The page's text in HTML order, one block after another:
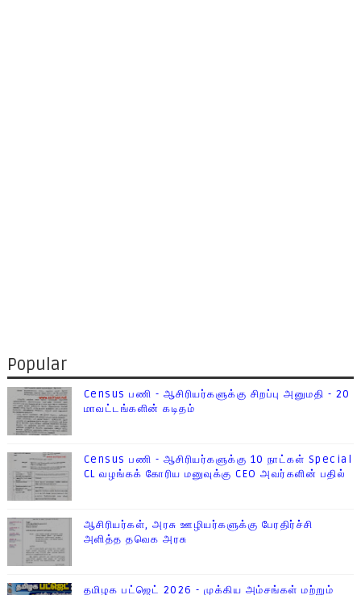
Popular
Census பணி - ஆசிரியர்களுக்கு சிறப்பு அனுமதி - 20
மாவட்டங்களின் கடிதம்
Census பணி - ஆசிரியர்களுக்கு 10 நாட்கள் Special
CL வழங்கக் கோரிய மனுவுக்கு CEO அவர்களின் பதில்
ஆசிரியர்கள், அரசு ஊழியர்களுக்கு பேரதிர்ச்சி
அளித்த தவெக அரசு
தமிழக பட்ஜெட் 2026 - முக்கிய அம்சங்கள் மற்றும்